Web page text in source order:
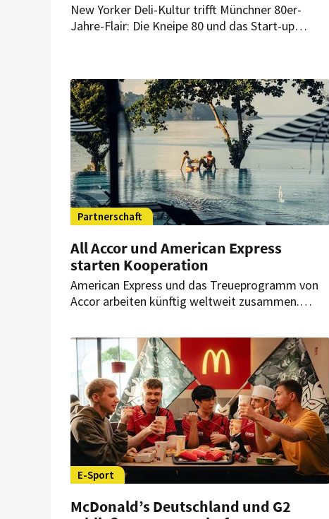
New Yorker Deli-Kultur trifft Münchner 80er-
Jahre-Flair: Die Kneipe 80 und das Start-up
dauerhaft in beide Standorte der Kneipe 80
einziehen.
Partnerschaft
All Accor und American Express
starten Kooperation
American Express und das Treueprogramm von
Accor arbeiten künftig weltweit zusammen.
Gold-Status im Accor-Treueprogramm erhalten
und ihre Membership-Rewards-Punkte
übertragen.
E-Sport
McDonald’s Deutschland und G2